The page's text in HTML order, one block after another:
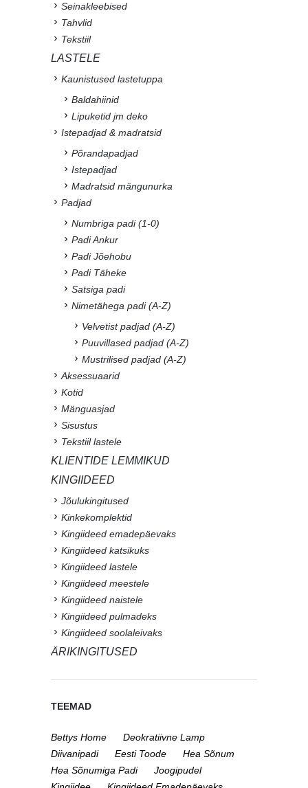
Seinakleebised
Tahvlid
Tekstiil
LASTELE
Kaunistused lastetuppa
Baldahiinid
Lipuketid jm deko
Istepadjad & madratsid
Põrandapadjad
Istepadjad
Madratsid mängunurka
Padjad
Numbriga padi (1-0)
Padi Ankur
Padi Jõehobu
Padi Täheke
Satsiga padi
Nimetähega padi (A-Z)
Velvetist padjad (A-Z)
Puuvillased padjad (A-Z)
Mustrilised padjad (A-Z)
Aksessuaarid
Kotid
Mänguasjad
Sisustus
Tekstiil lastele
KLIENTIDE LEMMIKUD
KINGIIDEED
Jõulukingitused
Kinkekomplektid
Kingiideed emadepäevaks
Kingiideed katsikuks
Kingiideed lastele
Kingiideed meestele
Kingiideed naistele
Kingiideed pulmadeks
Kingiideed soolaleivaks
ÄRIKINGITUSED
TEEMAD
Bettys Home
Deokratiivne Lamp
Diivanipadi
Eesti Toode
Hea Sõnum
Hea Sõnumiga Padi
Joogipudel